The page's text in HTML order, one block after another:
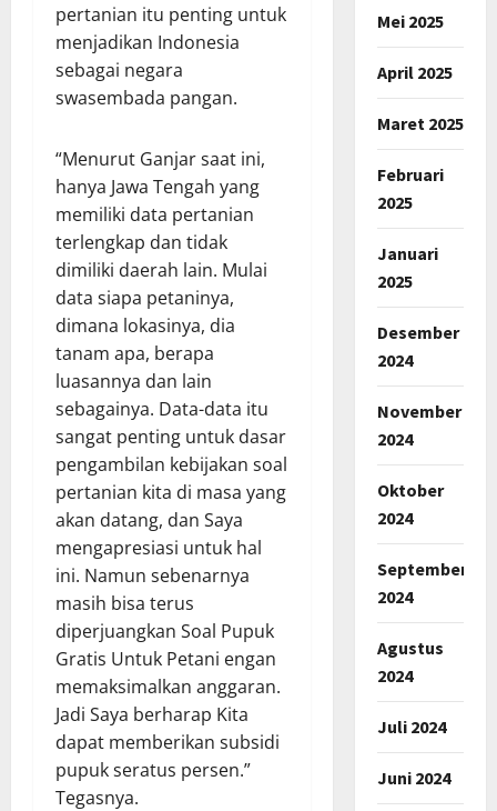
pertanian itu penting untuk
menjadikan Indonesia
sebagai negara
swasembada pangan.
“Menurut Ganjar saat ini,
hanya Jawa Tengah yang
memiliki data pertanian
terlengkap dan tidak
dimiliki daerah lain. Mulai
data siapa petaninya,
dimana lokasinya, dia
tanam apa, berapa
luasannya dan lain
sebagainya. Data-data itu
sangat penting untuk dasar
pengambilan kebijakan soal
pertanian kita di masa yang
akan datang, dan Saya
mengapresiasi untuk hal
ini. Namun sebenarnya
masih bisa terus
diperjuangkan Soal Pupuk
Gratis Untuk Petani engan
memaksimalkan anggaran.
Jadi Saya berharap Kita
dapat memberikan subsidi
pupuk seratus persen.”
Tegasnya.
Mei 2025
April 2025
Maret 2025
Februari
2025
Januari
2025
Desember
2024
November
2024
Oktober
2024
September
2024
Agustus
2024
Juli 2024
Juni 2024